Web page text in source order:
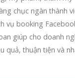
chục ngàn thành
vụ booking
giúp cho doanh
quả, thuận tiện và